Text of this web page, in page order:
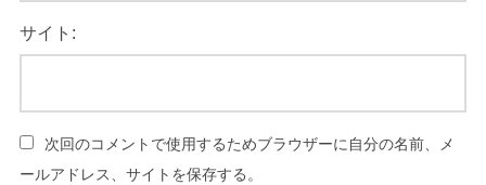
サイト:
次回のコメントで使用するためブラウザーに自分の名前、メ
ールアドレス、サイトを保存する。